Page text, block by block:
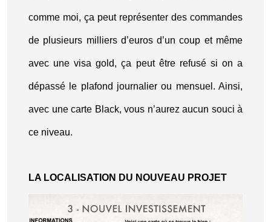
comme moi, ça peut représenter des commandes
de plusieurs milliers d’euros d’un coup et même
avec une visa gold, ça peut être refusé si on a
dépassé le plafond journalier ou mensuel. Ainsi,
avec une carte Black, vous n’aurez aucun souci à
ce niveau.
LA LOCALISATION DU NOUVEAU PROJET